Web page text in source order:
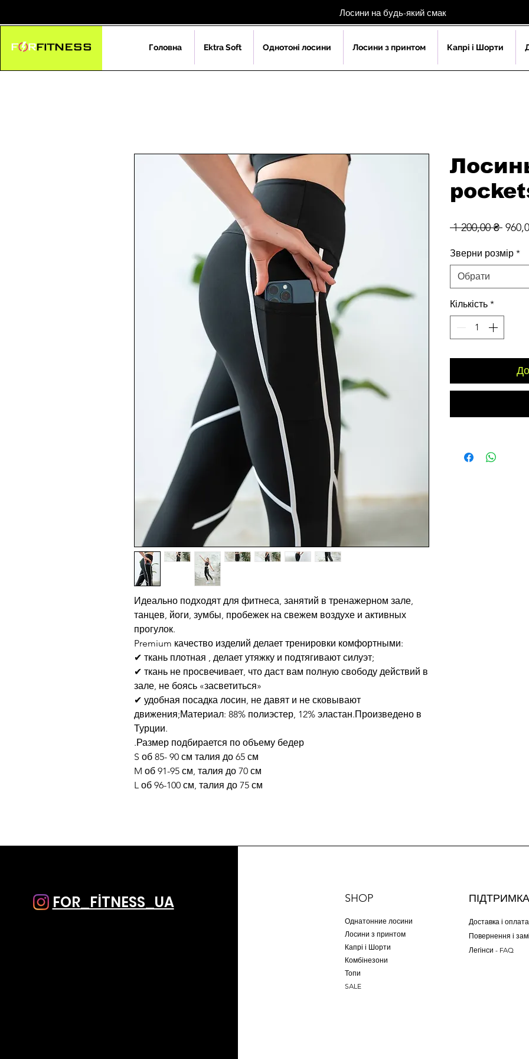
Лосини на будь-який смак
Головна Ektra Soft Однотоні лосини Лосини з принтом Капрі і Шорти
Идеально подходят для фитнеса, занятий в тренажерном зале,
танцев, йоги, зумбы, пробежек на свежем воздухе и активных
прогулок.
Premium качество изделий делает тренировки комфортными:
✔ ткань плотная , делает утяжку и подтягивают силуэт;
✔ ткань не просвечивает, что даст вам полную свободу действий в
зале, не боясь «засветиться»
✔ удобная посадка лосин, не давят и не сковывают
движения;Материал: 88% полиэстер, 12% эластан.Произведено в
Турции.
.Размер подбирается по объему бедер
S об 85- 90 см талия до 65 см
M об 91-95 см, талия до 70 см
L об 96-100 см, талия до 75 см
1 200,00 ₴
Зверни розмір *
Обрати
Кількість *
FOR_FİTNESS_UA SHOP
Однатонние лосини
Лосини з принтом
Капрі і Шорти
Комбінезони
Топи
SALE
ПІДТРИМКА
Доставка і оплата
Повернення і
Легінси - FAQ